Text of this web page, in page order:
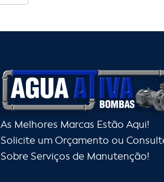
As Melhores Marcas Estão Aqui!
Solicite um Orçamento ou
Sobre Serviços de Manutenção!